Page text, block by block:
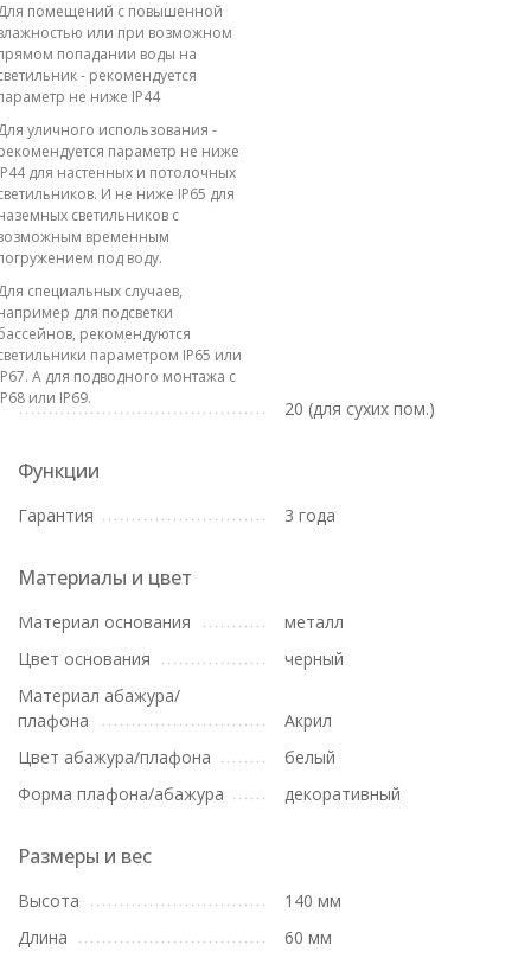
помещений с повышенной
или при возможном
попадании воды на
- рекомендуется
не ниже IP44
уличного использования -
параметр не ниже
для настенных и потолочных
И не ниже IP65 для
светильников с
временным
под воду.
специальных случаев,
для подсветки
рекомендуются
параметром IP65 или
А для подводного монтажа с
или IP69.
20 (для сухих пом.)
Функции
Гарантия 3 года
Материалы и цвет
Материал основания
металл
Цвет основания
черный
Материал абажура/
плафона
Акрил
Цвет абажура/плафона
белый
Форма плафона/абажура
декоративный
Размеры и вес
Высота
140 мм
Длина
60 мм